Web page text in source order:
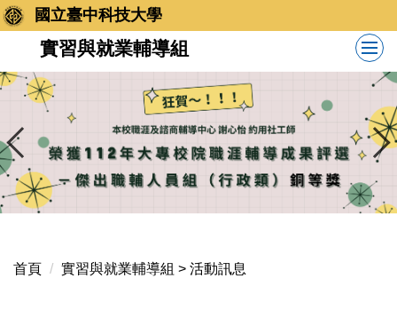
跳
到
要
區
國立臺中科技大學
實習與就業輔導組
首頁 實習與就業輔導組 > 活動訊息